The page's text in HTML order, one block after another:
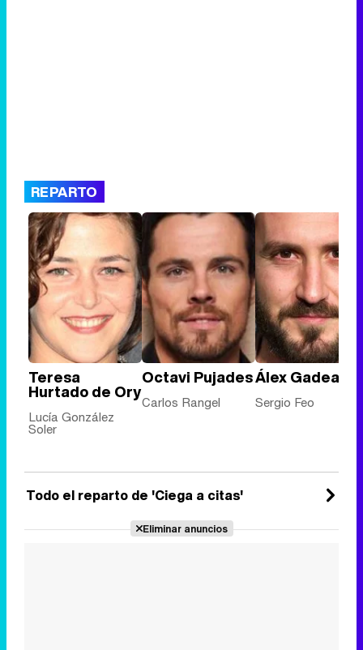
REPARTO
Teresa
Hurtado de Ory
Lucía González
Soler
Octavi Pujades
Carlos Rangel
Álex Gadea
Sergio Feo
Todo el reparto de 'Ciega a citas'
Eliminar anuncios